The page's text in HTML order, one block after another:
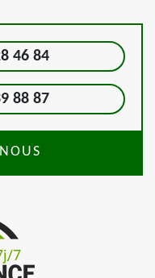
46 84
88 87